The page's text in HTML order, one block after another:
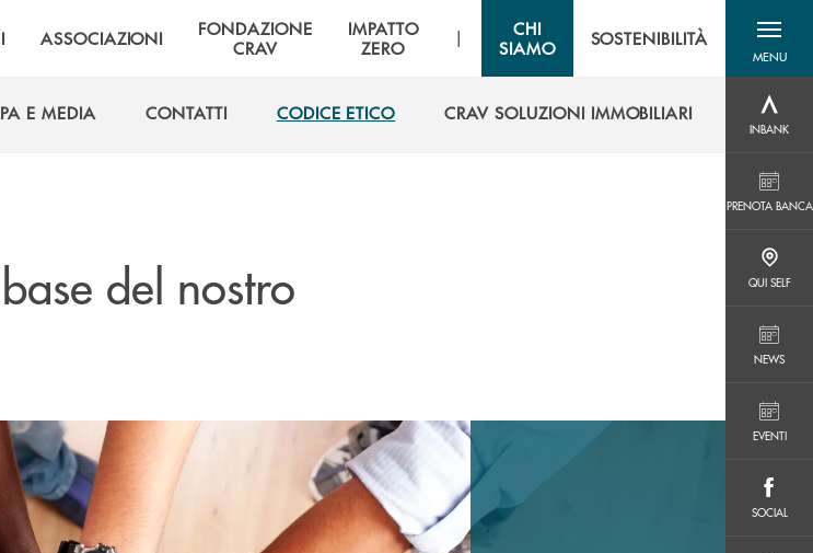
ASSOCIAZIONI
FONDAZIONE
CRAV
IMPATTO
ZERO
|
CHI
SIAMO
SOSTENIBILITÀ
MENU
menu
INBANK
INBANK
PRENOTA BANCA
QUI SELF
NEWS
EVENTI
EVENTI
SOCIAL
E MEDIA
CONTATTI
CODICE ETICO
CRAV SOLUZIONI IMMOBILIARI
del nostro